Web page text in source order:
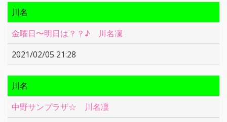
川名
金曜日〜明日は？？♪ 川名凜
2021/02/05 21:28
川名
中野サンプラザ☆ 川名凜